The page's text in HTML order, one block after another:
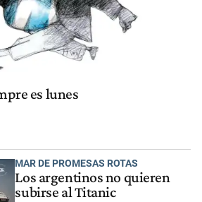
es lunes
MAR DE PROMESAS ROTAS
Los argentinos no quieren
subirse al Titanic